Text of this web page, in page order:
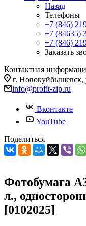
Назад
Телефоны
+7 (846)
+7 (84635)
+7 (846)
Заказать
Контактная
г. Новокуйбышевск,
info@profit-zip.ru
Вконтакте
YouTube
Поделиться
Фотобумага
л.,
[0102025]